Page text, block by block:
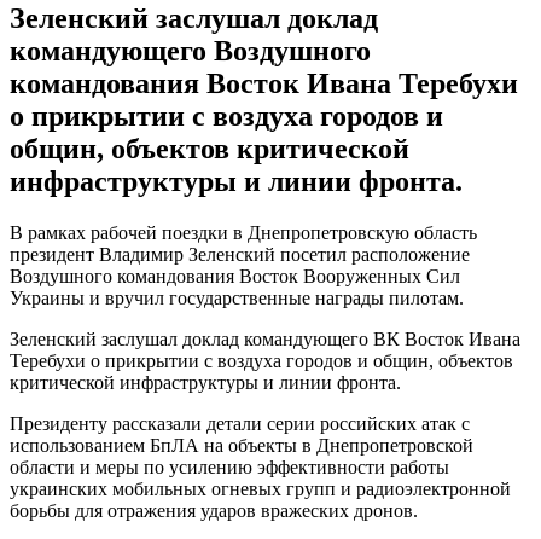
Зеленский заслушал доклад
командующего Воздушного
командования Восток Ивана Теребухи
о прикрытии с воздуха городов и
общин, объектов критической
инфраструктуры и линии фронта.
В рамках рабочей поездки в Днепропетровскую область
президент Владимир Зеленский посетил расположение
Воздушного командования Восток Вооруженных Сил
Украины и вручил государственные награды пилотам.
Зеленский заслушал доклад командующего ВК Восток Ивана
Теребухи о прикрытии с воздуха городов и общин, объектов
критической инфраструктуры и линии фронта.
Президенту рассказали детали серии российских атак с
использованием БпЛА на объекты в Днепропетровской
области и меры по усилению эффективности работы
украинских мобильных огневых групп и радиоэлектронной
борьбы для отражения ударов вражеских дронов.